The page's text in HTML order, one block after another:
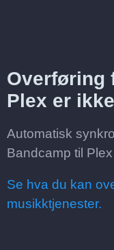
Overføring
Plex er
Automatisk
Bandcamp til
Se hva du kan
musikktjenester.